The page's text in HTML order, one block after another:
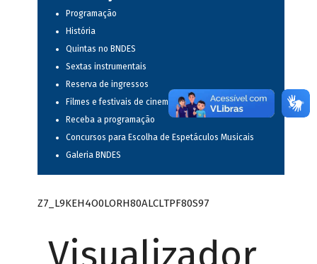
Programação
História
Quintas no BNDES
Sextas instrumentais
Reserva de ingressos
Filmes e festivais de cinema
Receba a programação
Concursos para Escolha de Espetáculos Musicais
Galeria BNDES
Z7_L9KEH4O0LORH80ALCLTPF80S97
Visualizador